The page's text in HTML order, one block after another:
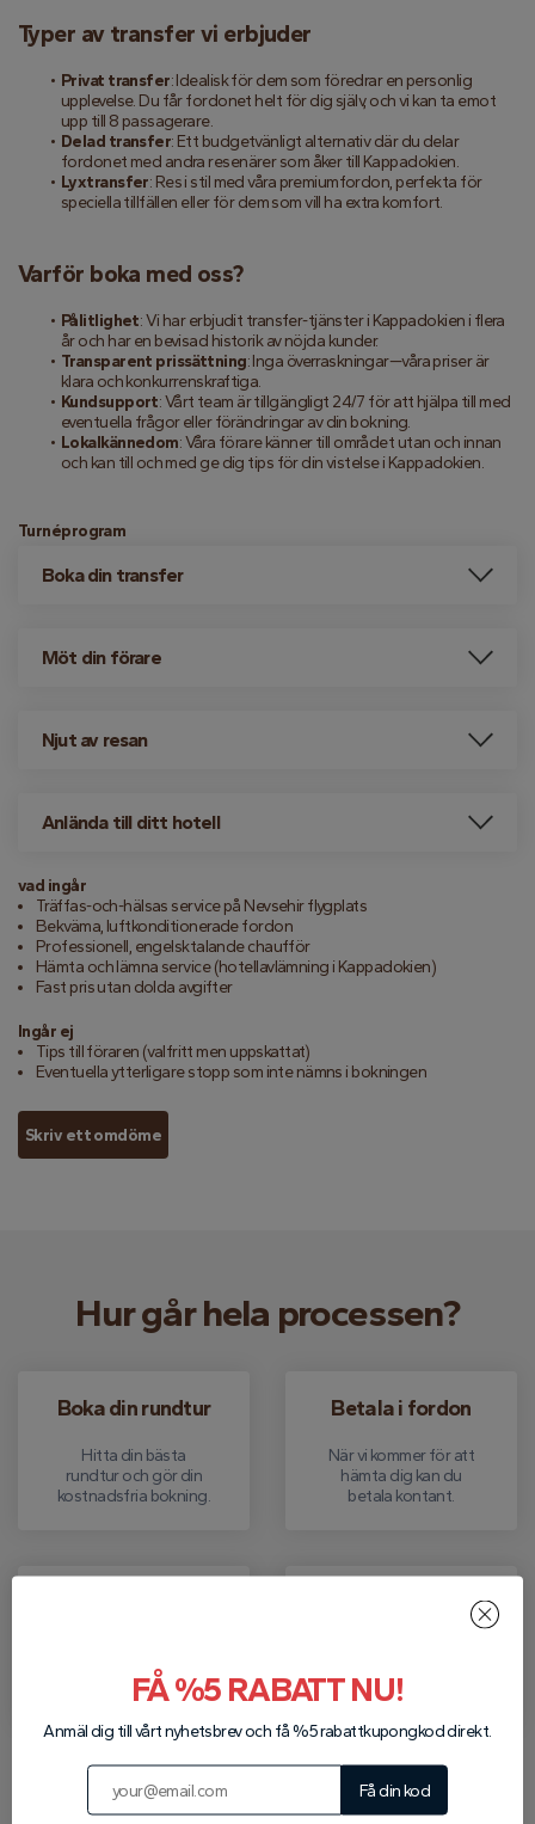
Typer av transfer vi erbjuder
Privat transfer: Idealisk för dem som föredrar en personlig
upplevelse. Du får fordonet helt för dig själv, och vi kan ta emot
upp till 8 passagerare.
Delad transfer: Ett budgetvänligt alternativ där du delar
fordonet med andra resenärer som åker till Kappadokien.
Lyxtransfer: Res i stil med våra premiumfordon, perfekta för
speciella tillfällen eller för dem som vill ha extra komfort.
Varför boka med oss?
Pålitlighet: Vi har erbjudit transfer-tjänster i Kappadokien i flera
år och har en bevisad historik av nöjda kunder.
Transparent prissättning: Inga överraskningar—våra priser är
klara och konkurrenskraftiga.
Kundsupport: Vårt team är tillgängligt 24/7 för att hjälpa till med
eventuella frågor eller förändringar av din bokning.
Lokalkännedom: Våra förare känner till området utan och innan
och kan till och med ge dig tips för din vistelse i Kappadokien.
Turnéprogram
Boka din transfer
Möt din förare
Njut av resan
Anlända till ditt hotell
vad ingår
Träffas-och-hälsas service på Nevsehir flygplats
Bekväma, luftkonditionerade fordon
Professionell, engelsktalande chaufför
Hämta och lämna service (hotellavlämning i Kappadokien)
Fast pris utan dolda avgifter
Ingår ej
Tips till föraren (valfritt men uppskattat)
Eventuella ytterligare stopp som inte nämns i bokningen
Skriv ett omdöme
Hur går hela processen?
Boka din rundtur
Hitta din bästa
rundtur och gör din
kostnadsfria bokning.
Betala i fordon
När vi kommer för att
hämta dig kan du
betala kontant.
hotell för att besöka
din bokning.
hotell.
Skriv till oss på WhatsApp
FÅ %5 RABATT NU!
Anmäl dig till vårt nyhetsbrev och få %5 rabattkupongkod direkt.
Få din kod